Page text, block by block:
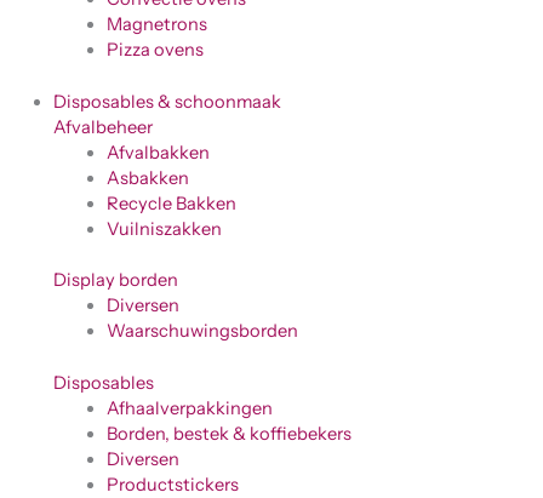
Magnetrons
Pizza ovens
Disposables & schoonmaak
Afvalbeheer
Afvalbakken
Asbakken
Recycle Bakken
Vuilniszakken
Display borden
Diversen
Waarschuwingsborden
Disposables
Afhaalverpakkingen
Borden, bestek & koffiebekers
Diversen
Productstickers